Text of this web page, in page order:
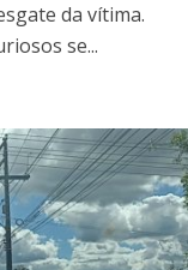
da vítima.
se...